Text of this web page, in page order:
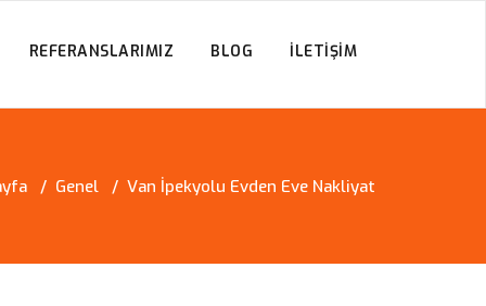
REFERANSLARIMIZ BLOG İLETIŞIM
/ Genel / Van İpekyolu Evden Eve Nakliyat